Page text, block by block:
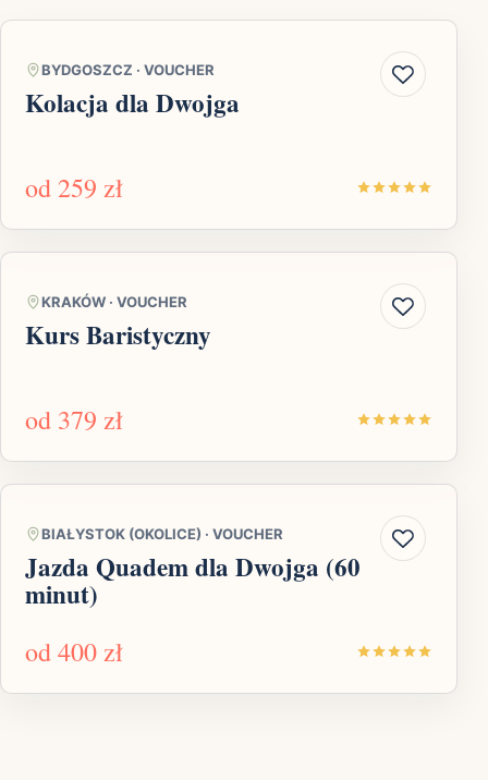
BYDGOSZCZ · VOUCHER
Kolacja dla Dwojga
od 259 zł
KRAKÓW · VOUCHER
Kurs Baristyczny
od 379 zł
BIAŁYSTOK (OKOLICE) · VOUCHER
Jazda Quadem dla Dwojga (60
minut)
od400 zł